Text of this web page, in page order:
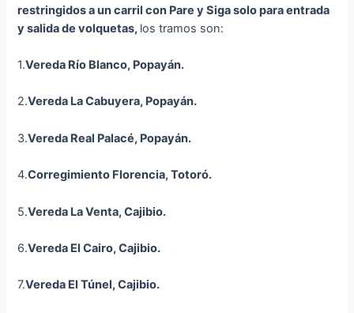
restringidos a un carril con Pare y Siga solo para entrada
y salida de volquetas, los tramos son:
1.Vereda Río Blanco, Popayán.
2.Vereda La Cabuyera, Popayán.
3.Vereda Real Palacé, Popayán.
4.Corregimiento Florencia, Totoró.
5.Vereda La Venta,Cajibio.
6.Vereda El Cairo,Cajibio.
7.Vereda El Túnel,Cajibio.